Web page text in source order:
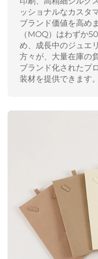
ッショナルなカスタ
ブランド価値を高め
（MOQ）はわずか
め、成長中のジュエ
方々が、大量在庫の
ブランド化されたプ
装材を提供できます。